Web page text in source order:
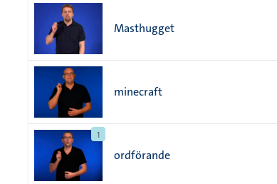
Masthugget
minecraft
1
ordförande